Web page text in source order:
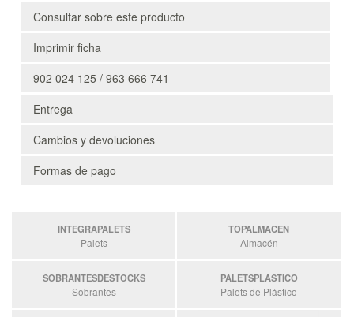
Consultar sobre este producto
Imprimir ficha
902 024 125 / 963 666 741
Entrega
Cambios y devoluciones
Formas de pago
INTEGRAPALETS
Palets
TOPALMACEN
Almacén
SOBRANTESDESTOCKS
Sobrantes
PALETSPLASTICO
Palets de Plástico